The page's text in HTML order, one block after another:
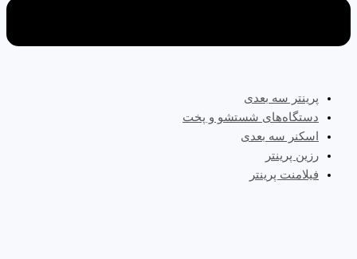
پرینتر سه‌ بعدی
دستگاه‌های شستشو و پخت
اسکنر سه بعدی
رزین پرینتر
فیلامنت پرینتر